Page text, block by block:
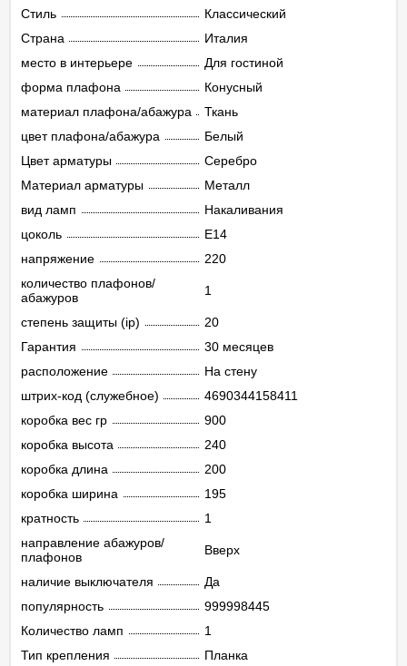
Стиль
Классический
Страна
Италия
место в интерьере
Для гостиной
форма плафона
Конусный
материал плафона/абажура
Ткань
цвет плафона/абажура
Белый
Цвет арматуры
Серебро
Материал арматуры
Металл
вид ламп
Накаливания
цоколь
E14
напряжение
220
количество плафонов/
абажуров
1
степень защиты (ip)
20
Гарантия
30 месяцев
расположение
На стену
штрих-код (служебное)
4690344158411
коробка вес гр
900
коробка высота
240
коробка длина
200
коробка ширина
195
кратность
1
направление абажуров/
плафонов
Вверх
наличие выключателя
Да
популярность
999998445
Количество ламп
1
Тип крепления
Планка